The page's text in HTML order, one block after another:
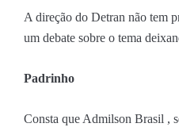
A direção do Detran não tem
um debate sobre o tema
Padrinho
Consta que Admilson Brasil ,